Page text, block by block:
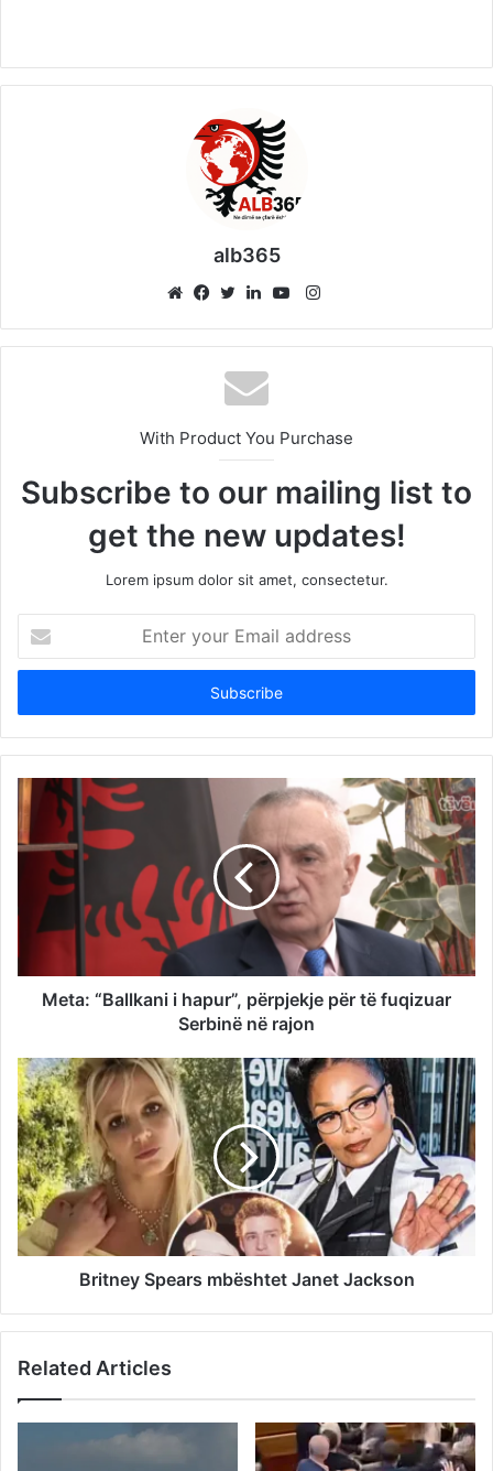
alb365
Instagram
With Product You Purchase
Subscribe to our mailing list to
get the new updates!
Lorem ipsum dolor sit amet, consectetur.
your
Email
Meta: “Ballkani i hapur”, përpjekje për të fuqizuar
Serbinë në rajon
Britney Spears mbështet Janet Jackson
Related Articles